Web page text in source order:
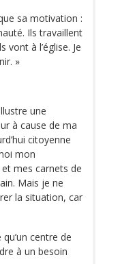
sa motivation :
Ils travaillent
à l’église. Je
»
une
à cause de ma
citoyenne
mon
mes carnets de
Mais je ne
la situation, car
centre de
à un besoin